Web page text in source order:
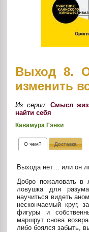
Выход 8.
изменить
Из серии:Смысл
найти себя
Кавамура Гэнки
О чем? Доставка
Выхода нет… или он
Добро пожаловать в
ловушка для
научиться видеть
нескончаемый круг,
фигуры и
маршрут снова
либо боялся забыть,